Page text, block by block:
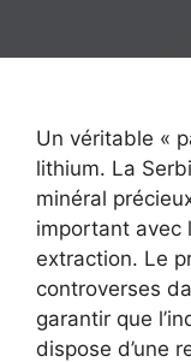
Un véritable «
lithium. La
minéral
important avec
extraction. Le
controverses
garantir que
dispose d’une